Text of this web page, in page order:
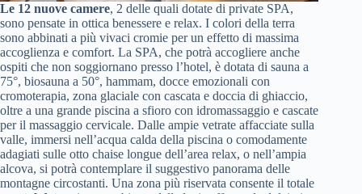
Le 12 nuove camere, 2 delle quali dotate di private SPA,
sono pensate in ottica benessere e relax. I colori della terra
sono abbinati a più vivaci cromie per un effetto di massima
accoglienza e comfort. La SPA, che potrà accogliere anche
ospiti che non soggiornano presso l’hotel, è dotata di sauna a
75°, biosauna a 50°, hammam, docce emozionali con
cromoterapia, zona glaciale con cascata e doccia di ghiaccio,
oltre a una grande piscina a sfioro con idromassaggio e cascate
per il massaggio cervicale. Dalle ampie vetrate affacciate sulla
valle, immersi nell’acqua calda della piscina o comodamente
adagiati sulle otto chaise longue dell’area relax, o nell’ampia
alcova, si potrà contemplare il suggestivo panorama delle
montagne circostanti. Una zona più riservata consente il totale